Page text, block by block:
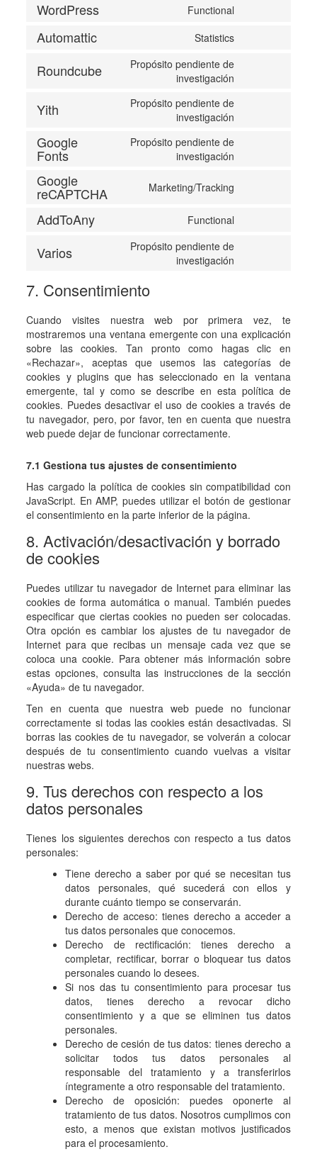
WordPress Functional
Automattic Statistics
Roundcube
Propósito pendiente de
investigación
Yith
Propósito pendiente de
investigación
Google
Fonts
Propósito pendiente de
investigación
Google
reCAPTCHA Marketing/Tracking
AddToAny Functional
Varios
Propósito pendiente de
investigación
7. Consentimiento
Cuando visites nuestra web por primera vez, te
mostraremos una ventana emergente con una explicación
sobre las cookies. Tan pronto como hagas clic en
«Rechazar», aceptas que usemos las categorías de
cookies y plugins que has seleccionado en la ventana
emergente, tal y como se describe en esta política de
cookies. Puedes desactivar el uso de cookies a través de
tu navegador, pero, por favor, ten en cuenta que nuestra
web puede dejar de funcionar correctamente.
7.1 Gestiona tus ajustes de consentimiento
Has cargado la política de cookies sin compatibilidad con
JavaScript. En AMP, puedes utilizar el botón de gestionar
el consentimiento en la parte inferior de la página.
8. Activación/desactivación y borrado
de cookies
Puedes utilizar tu navegador de Internet para eliminar las
cookies de forma automática o manual. También puedes
especificar que ciertas cookies no pueden ser colocadas.
Otra opción es cambiar los ajustes de tu navegador de
Internet para que recibas un mensaje cada vez que se
coloca una cookie. Para obtener más información sobre
estas opciones, consulta las instrucciones de la sección
«Ayuda» de tu navegador.
Ten en cuenta que nuestra web puede no funcionar
correctamente si todas las cookies están desactivadas. Si
borras las cookies de tu navegador, se volverán a colocar
después de tu consentimiento cuando vuelvas a visitar
nuestras webs.
9. Tus derechos con respecto a los
datos personales
Tienes los siguientes derechos con respecto a tus datos
personales:
Tiene derecho a saber por qué se necesitan tus
datos personales, qué sucederá con ellos y
durante cuánto tiempo se conservarán.
Derecho de acceso: tienes derecho a acceder a
tus datos personales que conocemos.
Derecho de rectificación: tienes derecho a
completar, rectificar, borrar o bloquear tus datos
personales cuando lo desees.
Si nos das tu consentimiento para procesar tus
datos, tienes derecho a revocar dicho
consentimiento y a que se eliminen tus datos
personales.
Derecho de cesión de tus datos: tienes derecho a
solicitar todos tus datos personales al
responsable del tratamiento y a transferirlos
íntegramente a otro responsable del tratamiento.
Derecho de oposición: puedes oponerte al
tratamiento de tus datos. Nosotros cumplimos con
esto, a menos que existan motivos justificados
para el procesamiento.